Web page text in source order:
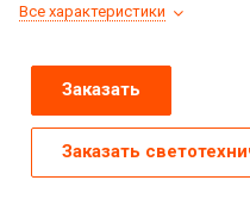
Все характеристики
Заказать
Заказать